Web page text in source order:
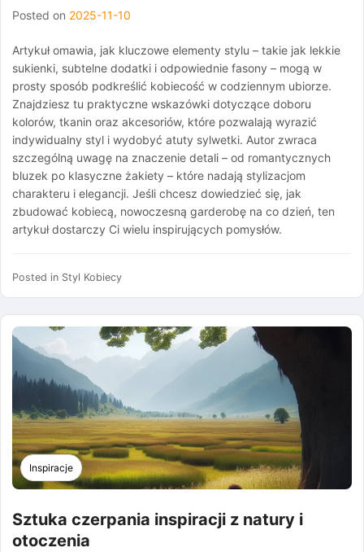
Posted on 2025-11-10
Artykuł omawia, jak kluczowe elementy stylu – takie jak lekkie
sukienki, subtelne dodatki i odpowiednie fasony – mogą w
prosty sposób podkreślić kobiecość w codziennym ubiorze.
Znajdziesz tu praktyczne wskazówki dotyczące doboru
kolorów, tkanin oraz akcesoriów, które pozwalają wyrazić
indywidualny styl i wydobyć atuty sylwetki. Autor zwraca
szczególną uwagę na znaczenie detali – od romantycznych
bluzek po klasyczne żakiety – które nadają stylizacjom
charakteru i elegancji. Jeśli chcesz dowiedzieć się, jak
zbudować kobiecą, nowoczesną garderobę na co dzień, ten
artykuł dostarczy Ci wielu inspirujących pomysłów.
Posted in Styl Kobiecy
Inspiracje
Sztuka czerpania inspiracji z natury i
otoczenia